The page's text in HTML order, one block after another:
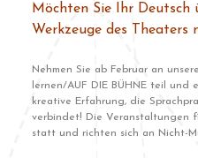
Möchten Sie Ihr Deutsch
Werkzeuge des Theaters
Nehmen Sie ab Februar an
lernen/AUF DIE BÜHNE teil
kreative Erfahrung, die
verbindet! Die Veranstaltungen
statt und richten sich an Nicht-